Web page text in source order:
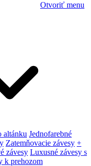
Otvoriť menu
altánku Jednofarebné
Zatemňovacie závesy +
závesy Luxusné závesy s
k prehozom